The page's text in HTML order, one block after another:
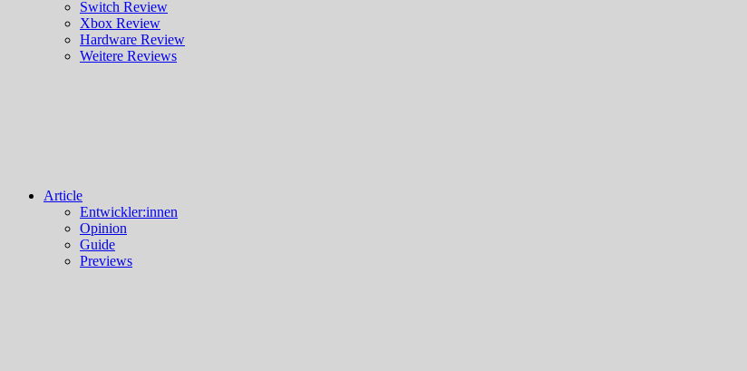
Switch Review
Xbox Review
Hardware Review
Weitere Reviews
Article
Entwickler:innen
Opinion
Guide
Previews